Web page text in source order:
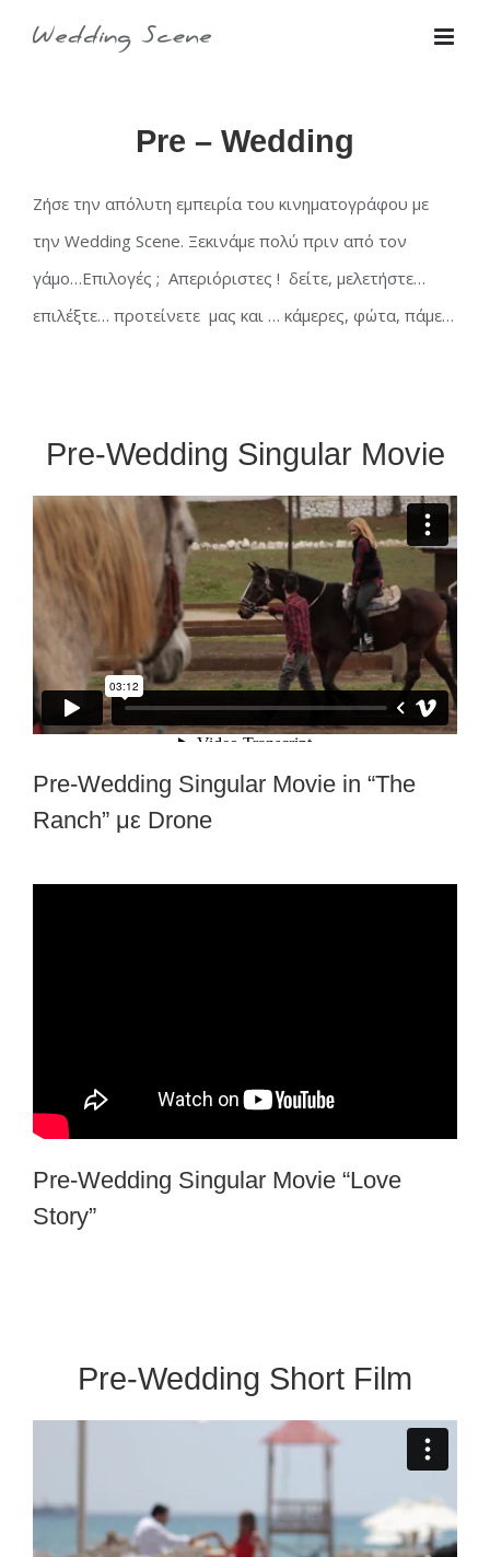
for:
Pre – Wedding
Ζήσε την απόλυτη εμπειρία του κινηματογράφου με
την Wedding Scene. Ξεκινάμε πολύ πριν από τον
γάμο…Επιλογές ; Απεριόριστες ! δείτε, μελετήστε…
επιλέξτε… προτείνετε μας και … κάμερες, φώτα, πάμε…
Pre-Wedding Singular Movie
Pre-Wedding Singular Movie in “The
Ranch” με Drone
Pre-Wedding Singular Movie “Love
Story”
Pre-Wedding Short Film